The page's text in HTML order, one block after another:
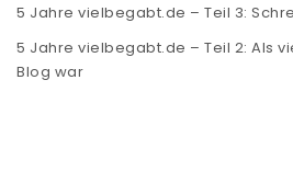
5 Jahre vielbegabt.de – Teil 3:
5 Jahre vielbegabt.de – Teil 2: Als
Blog war